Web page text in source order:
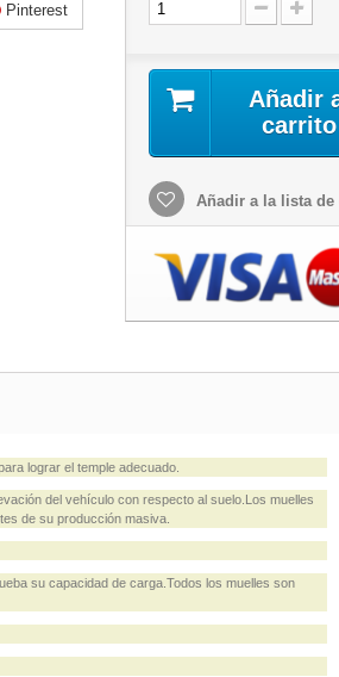
Pinterest
Añadir
carrito
Añadir a la lista de
lograr el temple adecuado.
del vehículo con respecto al suelo.Los muelles
de su producción masiva.
su capacidad de carga.Todos los muelles son